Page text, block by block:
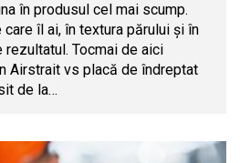
în produsul cel mai scump.
îl ai, în textura părului și în
Tocmai de aici
Airstrait vs placă de îndreptat
de la…